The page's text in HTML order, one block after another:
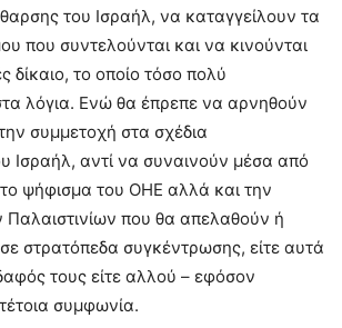
του Ισραήλ, να καταγγείλουν τα
που συντελούνται και να κινούνται
δίκαιο, το οποίο τόσο πολύ
λόγια. Ενώ θα έπρεπε να αρνηθούν
συμμετοχή στα σχέδια
Ισραήλ, αντί να συναινούν μέσα από
ψήφισμα του ΟΗΕ αλλά και την
που θα απελαθούν ή
στρατόπεδα συγκέντρωσης, είτε αυτά
τους είτε αλλού – εφόσον
συμφωνία.